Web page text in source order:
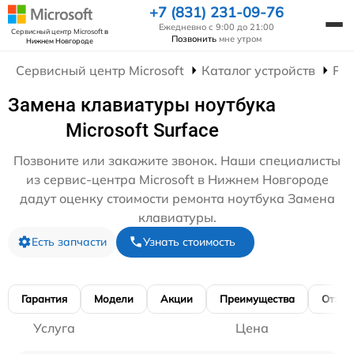
Сервисный центр Microsoftв
Нижнем Новгороде
+7 (831) 231-09-76
Ежедневно с 9:00 до 21:00
Позвонить мне утром
Сервисный центр Microsoft Каталог устройств
Замена клавиатуры ноутбука
Microsoft Surface
Позвоните или закажите звонок. Наши специалисты
из сервис-центра Microsoft в Нижнем Новгороде
дадут оценку стоимости ремонта ноутбука Замена
клавиатуры.
Есть запчасти Узнать стоимость
Гарантия Модели Акции Преимущества
Услуга Цена